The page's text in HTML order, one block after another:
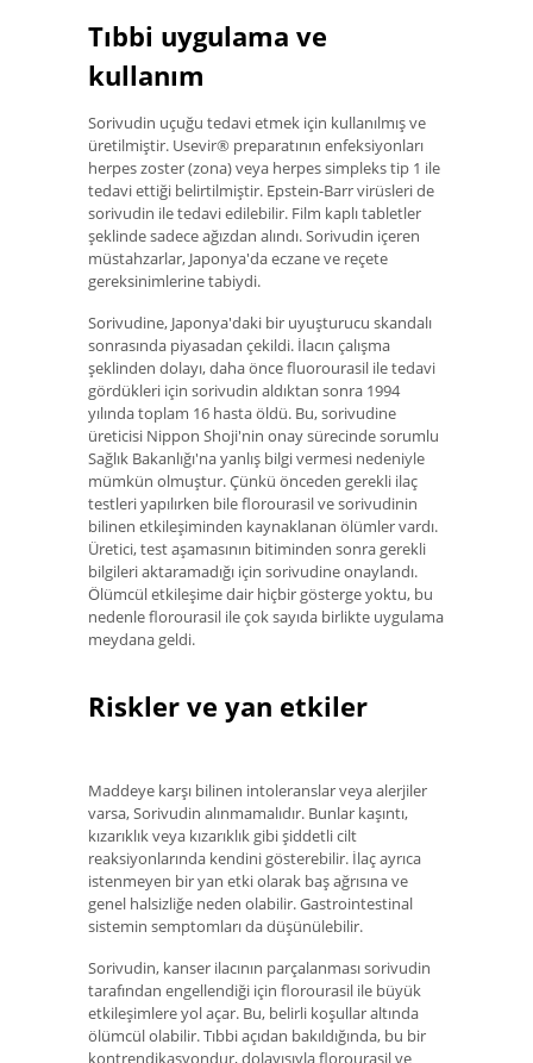
Tıbbi uygulama ve
kullanım
Sorivudin uçuğu tedavi etmek için kullanılmış ve
üretilmiştir. Usevir® preparatının enfeksiyonları
herpes zoster (zona) veya herpes simpleks tip 1 ile
tedavi ettiği belirtilmiştir. Epstein-Barr virüsleri de
sorivudin ile tedavi edilebilir. Film kaplı tabletler
şeklinde sadece ağızdan alındı. Sorivudin içeren
müstahzarlar, Japonya'da eczane ve reçete
gereksinimlerine tabiydi.
Sorivudine, Japonya'daki bir uyuşturucu skandalı
sonrasında piyasadan çekildi. İlacın çalışma
şeklinden dolayı, daha önce fluorourasil ile tedavi
gördükleri için sorivudin aldıktan sonra 1994
yılında toplam 16 hasta öldü. Bu, sorivudine
üreticisi Nippon Shoji'nin onay sürecinde sorumlu
Sağlık Bakanlığı'na yanlış bilgi vermesi nedeniyle
mümkün olmuştur. Çünkü önceden gerekli ilaç
testleri yapılırken bile florourasil ve sorivudinin
bilinen etkileşiminden kaynaklanan ölümler vardı.
Üretici, test aşamasının bitiminden sonra gerekli
bilgileri aktaramadığı için sorivudine onaylandı.
Ölümcül etkileşime dair hiçbir gösterge yoktu, bu
nedenle florourasil ile çok sayıda birlikte uygulama
meydana geldi.
Riskler ve yan etkiler
Maddeye karşı bilinen intoleranslar veya alerjiler
varsa, Sorivudin alınmamalıdır. Bunlar kaşıntı,
kızarıklık veya kızarıklık gibi şiddetli cilt
reaksiyonlarında kendini gösterebilir. İlaç ayrıca
istenmeyen bir yan etki olarak baş ağrısına ve
genel halsizliğe neden olabilir. Gastrointestinal
sistemin semptomları da düşünülebilir.
Sorivudin, kanser ilacının parçalanması sorivudin
tarafından engellendiği için florourasil ile büyük
etkileşimlere yol açar. Bu, belirli koşullar altında
ölümcül olabilir. Tıbbi açıdan bakıldığında, bu bir
kontrendikasyondur, dolayısıyla florourasil ve